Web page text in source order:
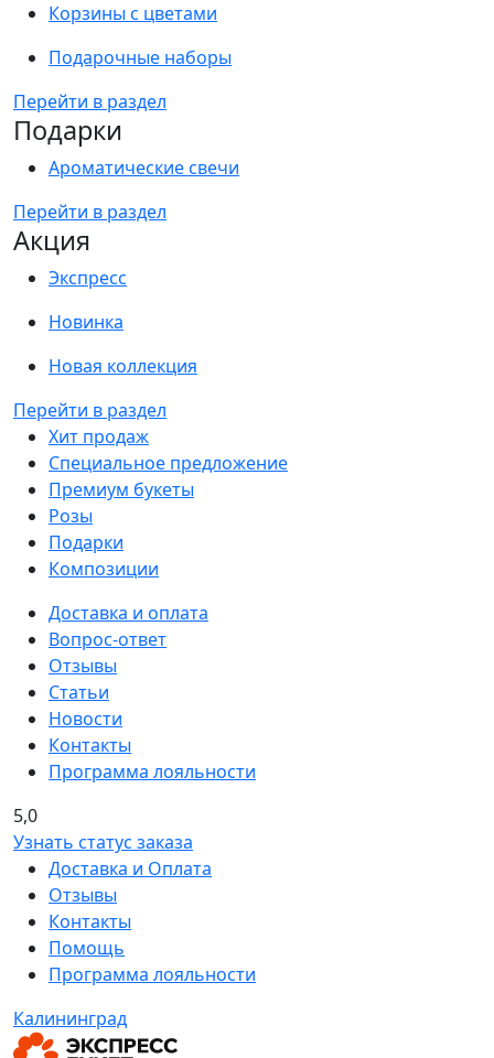
Корзины с цветами
Подарочные наборы
Перейти в раздел
Подарки
Ароматические свечи
Перейти в раздел
Акция
Экспресс
Новинка
Новая коллекция
Перейти в раздел
Хит продаж
Специальное предложение
Премиум букеты
Розы
Подарки
Композиции
Доставка и оплата
Вопрос-ответ
Отзывы
Статьи
Новости
Контакты
Программа лояльности
5,0
Узнать статус заказа
Доставка и Оплата
Отзывы
Контакты
Помощь
Программа лояльности
Калининград